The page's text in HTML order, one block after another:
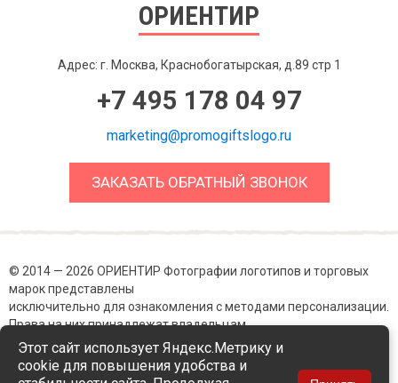
ОРИЕНТИР
Адрес: г. Москва, Краснобогатырская, д.89 стр 1
+7 495 178 04 97
marketing@promogiftslogo.ru
ЗАКАЗАТЬ ОБРАТНЫЙ ЗВОНОК
© 2014 — 2026 ОРИЕНТИР Фотографии логотипов и торговых
марок представлены
исключительно для ознакомления с методами персонализации.
Права на них принадлежат владельцам.
Политика в отношении обработки персональных данных
Этот сайт использует Яндекс.Метрику и
cookie для повышения удобства и